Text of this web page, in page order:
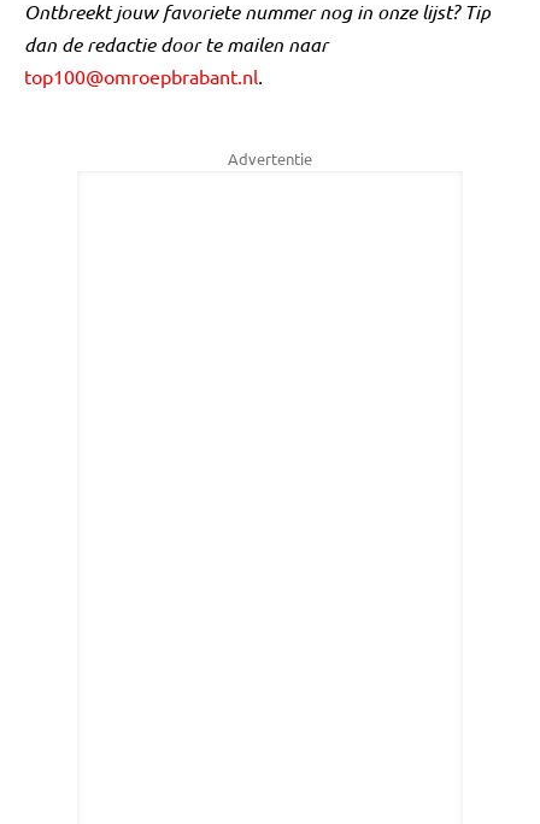
Ontbreekt jouw favoriete nummer nog in onze lijst? Tip
dan de redactie door te mailen naar
top100@omroepbrabant.nl.
Advertentie